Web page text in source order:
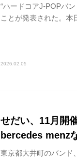
“ハードコアJ-POPバ
ことが発表された。本
2026.02.05
せだい、11月開
bercedes menz
東京都大井町のバンド